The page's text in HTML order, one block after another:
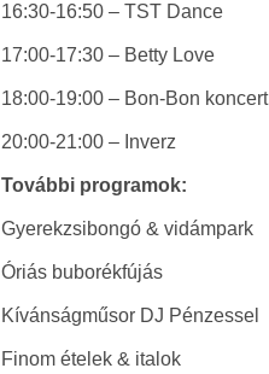
16:30-16:50 – TST Dance
17:00-17:30 – Betty Love
18:00-19:00 – Bon-Bon koncert
20:00-21:00 – Inverz
További programok:
Gyerekzsibongó & vidámpark
Óriás buborékfújás
Kívánságműsor DJ Pénzessel
Finom ételek & italok